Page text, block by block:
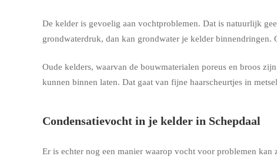
De kelder is gevoelig aan vochtproblemen. Dat is natuurlijk
grondwaterdruk, dan kan grondwater je kelder
Oude kelders, waarvan de bouwmaterialen poreus en broos
kunnen binnen laten. Dat gaat van fijne haarscheurtjes in
Condensatievocht in je kelder in Schepdaal
Er is echter nog een manier waarop vocht voor problemen